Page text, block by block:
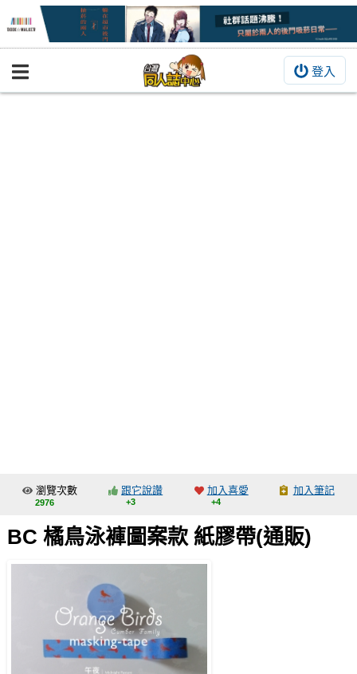
登入
BOOKY書集倉庫
交流中心
攤位轉讓區
註冊會員
登入
瀏覽次數
2976
跟它說讚
+3
加入喜愛
+4
加入筆記
BC 橘鳥泳褲圖案款 紙膠帶(通販)